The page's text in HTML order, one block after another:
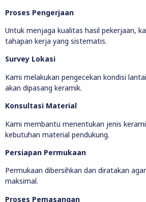
Proses Pengerjaan
Untuk menjaga kualitas hasil pekerjaan,
tahapan kerja yang sistematis.
Survey Lokasi
Kami melakukan pengecekan kondisi
akan dipasang keramik.
Konsultasi Material
Kami membantu menentukan jenis
kebutuhan material pendukung.
Persiapan Permukaan
Permukaan dibersihkan dan diratakan
maksimal.
Proses Pemasangan